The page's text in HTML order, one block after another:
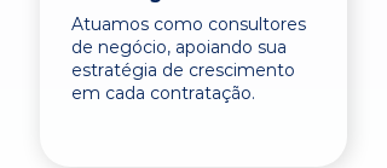
Atuamos como consultores
de negócio, apoiando sua
estratégia de crescimento
em cada contratação.